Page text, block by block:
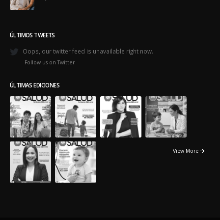
ÚLTIMOS TWEETS
Oops, our twitter feed is unavailable right now.
Follow us on Twitter
ÚLTIMAS EDICIONES
View More